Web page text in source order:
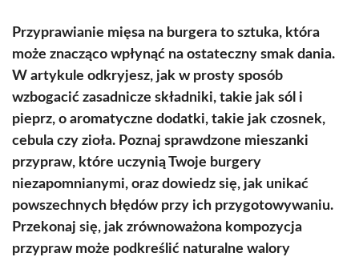
Przyprawianie mięsa na burgera to sztuka, która
może znacząco wpłynąć na ostateczny smak dania.
W artykule odkryjesz, jak w prosty sposób
wzbogacić zasadnicze składniki, takie jak sól i
pieprz, o aromatyczne dodatki, takie jak czosnek,
cebula czy zioła. Poznaj sprawdzone mieszanki
przypraw, które uczynią Twoje burgery
niezapomnianymi, oraz dowiedz się, jak unikać
powszechnych błędów przy ich przygotowywaniu.
Przekonaj się, jak zrównoważona kompozycja
przypraw może podkreślić naturalne walory